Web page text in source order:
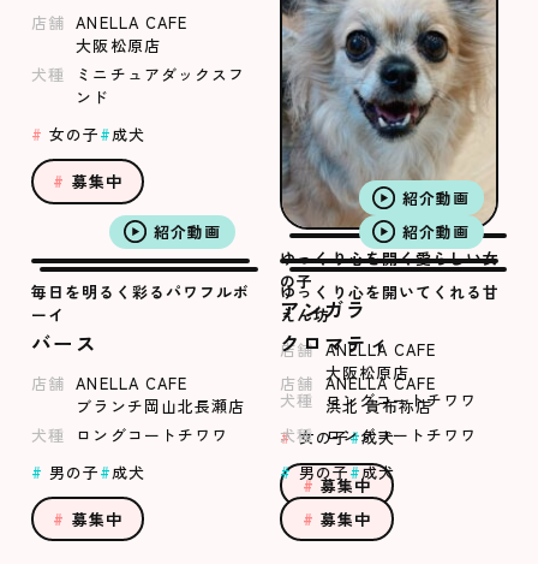
店舗 ANELLA CAFE
大阪松原店
犬種
ミニチュアダックスフ
ンド
女の子
成犬
募集中
紹介動画
ゆっくり心を開く愛らしい女
の子
アンガラ
店舗 ANELLA CAFE
大阪松原店
犬種
ロングコートチワワ
女の子 成犬
募集中
紹介動画
毎日を明るく彩るパワフルボ
ーイ
バース
店舗 ANELLA CAFE
ブランチ岡山北長瀬店
犬種
ロングコートチワワ
男の子
成犬
募集中
紹介動画
ゆっくり心を開いてくれる甘
えん坊
クロマティ
店舗 ANELLA CAFE
浜北 貴布祢店
犬種 ロングコートチワワ
男の子 成犬
募集中